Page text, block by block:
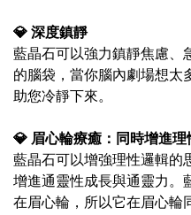
💎深度鎮靜
藍晶石可以強力鎮靜焦慮、
的腦袋，當你腦內劇場想太
助您冷靜下來。
💎 眉心輪療癒：同時增進
藍晶石可以增強理性邏輯的
增進通靈性成長與通靈力。
在眉心輪，所以它在眉心輪